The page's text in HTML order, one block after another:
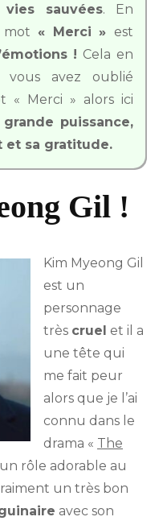
sauvées. En
mot « Merci » est
! Cela en
avez oublié
« Merci » alors ici
puissance,
et sa gratitude.
Gil !
Kim Myeong Gil
est un
personnage
très cruel et il a
une tête qui
me fait peur
alors que je l’ai
connu dans le
drama « The
rôle adorable au
un très bon
avec son